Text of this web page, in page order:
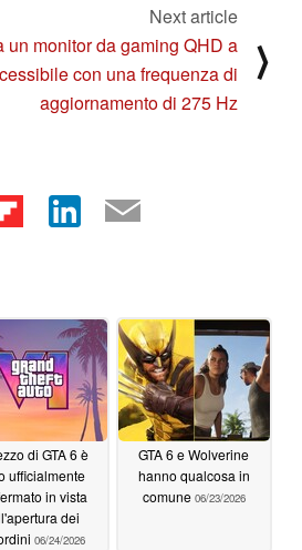
Next article
un monitor da gaming QHD a
con una frequenza di
aggiornamento di 275 Hz
⟩
di GTA 6 è
ufficialmente
in vista
dei
06/24/2026
GTA 6 e Wolverine
hanno qualcosa in
comune 06/23/2026